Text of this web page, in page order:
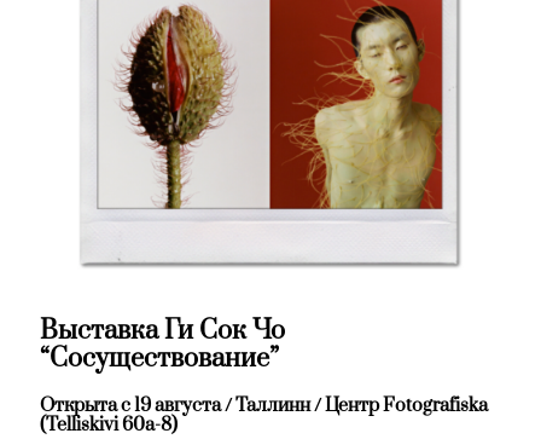
Выставка Ги Сок Чо
“Сосуществование”
Открыта с 19 августа / Таллинн / Центр Fotografiska
(Telliskivi 60a-8)